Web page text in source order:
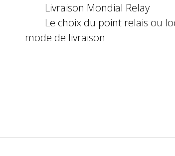
Livraison Mondial Relay
Le choix du point relais ou
mode de livraison